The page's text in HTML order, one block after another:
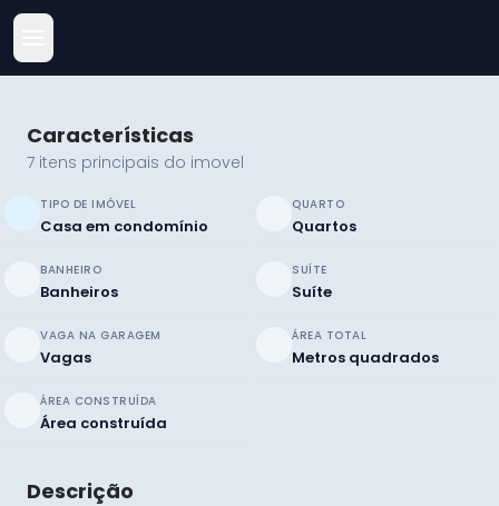
Características
7 itens principais do imovel
TIPO DE IMÓVEL
Casa em condomínio
QUARTO
Quartos
BANHEIRO
Banheiros
SUÍTE
Suíte
VAGA NA GARAGEM
Vagas
ÁREA TOTAL
Metros quadrados
ÁREA CONSTRUÍDA
Área construída
Descrição